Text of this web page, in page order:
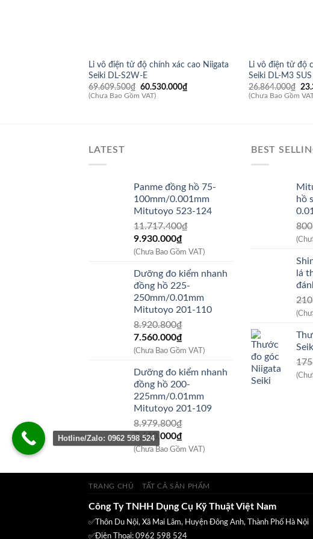
Li vô điện tử độ chính xác cao Niigata
Seiki DL-S2W-E
69.609.500₫ Giá
gốc
60.530.000₫
(Chưa Bao Gồm VAT)
Li vô điện tử độ
Seiki DL-M3 SUS
26.864.000₫ Giá
gốc
(Chưa Bao Gồm
LATEST
Panme đồng hồ 75-
100mm/0.001mm
Mitutoyo 523-124
11.717.400₫
Giá
gốc
11.717.400₫.
9.930.000₫Giá
hiện
là:
9.930.000₫.
(Chưa Bao Gồm VAT)
Dưỡng đo kiểm nhanh
đồng hồ 225-
250mm/0.01mm
Mitutoyo 201-110
8.920.800₫
Giá
gốc
8.920.800₫.
7.560.000₫Giá
hiện
là:
7.560.000₫.
(Chưa Bao Gồm VAT)
Dưỡng đo kiểm nhanh
đồng hồ 200-
225mm/0.01mm
Mitutoyo 201-109
8.979.800₫
Giá
gốc
8.979.800₫.
7.610.000₫Giá
hiện
là:
7.610.000₫.
(Chưa Bao Gồm VAT)
BEST
hồ
lá
TRANG CHỦ TẤT CẢ SẢN PHẨM
Công Ty TNHH Dụng Cụ Kỹ Thuật Việt Nam
✅Thôn Du Nội, Xã Mai Lâm, Huyện Đông Anh, Thành Phố Hà Nội
✅Điện Thoại: 0962 598 524
Hotline/Zalo: 0962 598 524